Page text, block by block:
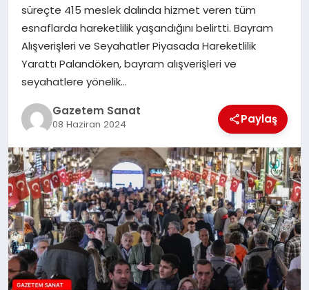
EĞITIM
süreçte 415 meslek dalında hizmet veren tüm
esnaflarda hareketlilik yaşandığını belirtti. Bayram
Alışverişleri ve Seyahatler Piyasada Hareketlilik
Yarattı Palandöken, bayram alışverişleri ve
seyahatlere yönelik…
Gazetem Sanat
08 Haziran 2024 Paylaş